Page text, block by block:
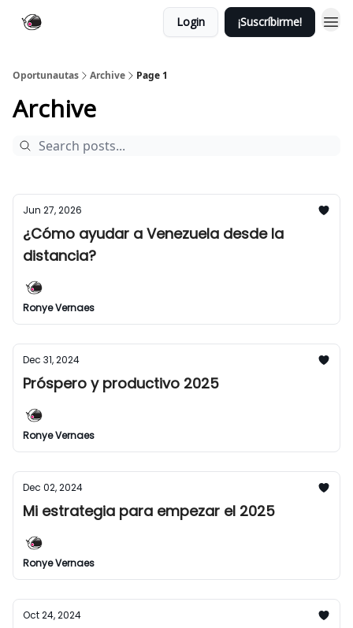
Login ¡Suscríbirme!
Oportunautas Archive Page 1
Archive
Jun 27, 2026
¿Cómo ayudar a Venezuela desde la
distancia?
Ronye Vernaes
Dec 31, 2024
Próspero y productivo 2025
Ronye Vernaes
Dec 02, 2024
Mi estrategia para empezar el 2025
Ronye Vernaes
Oct 24, 2024